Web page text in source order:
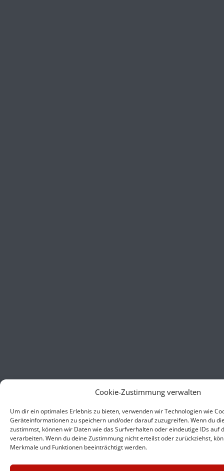
Cookie-Zustimmung verwalten
Um dir ein optimales Erlebnis zu bieten, verwenden wir Technologien wie
Geräteinformationen zu speichern und/oder darauf zuzugreifen. Wenn du
zustimmst, können wir Daten wie das Surfverhalten oder eindeutige IDs auf
verarbeiten. Wenn du deine Zustimmung nicht erteilst oder zurückziehst,
Merkmale und Funktionen beeinträchtigt werden.